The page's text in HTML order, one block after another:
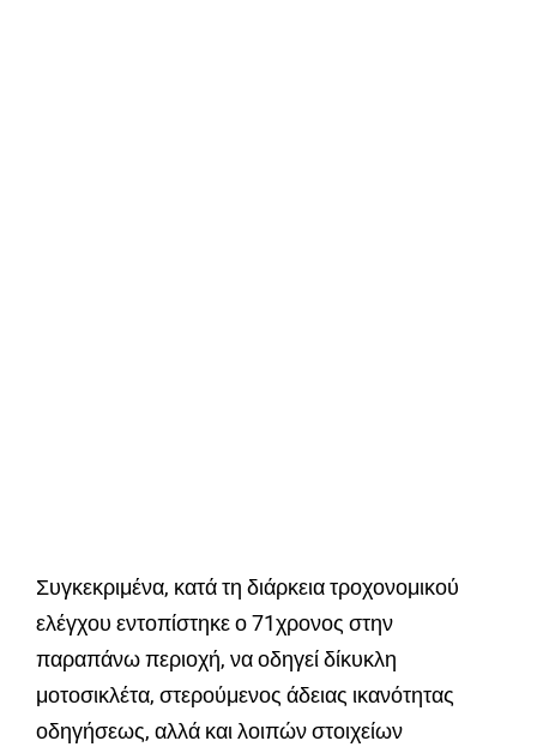
Συγκεκριμένα, κατά τη διάρκεια τροχονομικού
ελέγχου εντοπίστηκε ο 71χρονος στην
παραπάνω περιοχή, να οδηγεί δίκυκλη
μοτοσικλέτα, στερούμενος άδειας ικανότητας
οδηγήσεως, αλλά και λοιπών στοιχείων